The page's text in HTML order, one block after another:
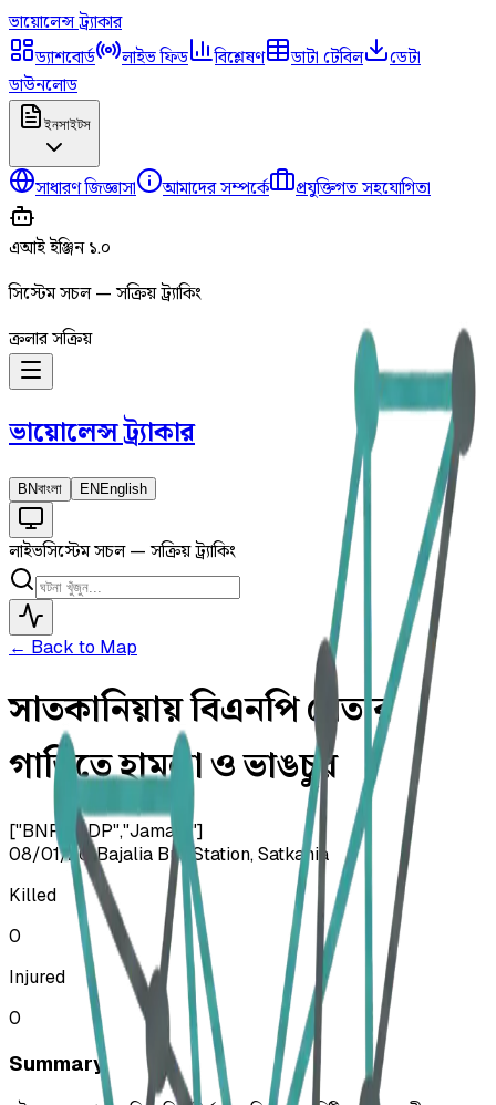
ভায়োলেন্সট্র্যাকার
ড্যাশবোর্ড
লাইভ ফিড বিশ্লেষণ ডাটা টেবিল
ডেটা
ডাউনলোড
ইনসাইটস
সাধারণ জিজ্ঞাসা আমাদের সম্পর্কে প্রযুক্তিগত সহযোগিতা
এআই ইঞ্জিন ১.০
সিস্টেম সচল — সক্রিয় ট্র্যাকিং
ক্রলার সক্রিয়
ভায়োলেন্সট্র্যাকার
BNবাংলা EN English
লাইভসিস্টেম সচল — সক্রিয় ট্র্যাকিং
← Back to Map
সাতকানিয়ায় বিএনপি নেতার
গাড়িতে হামলা ও ভাঙচুর
["BNP","LDP","Jamaat"]
08/01/26 •Bajalia Bus Station, Satkania
Killed
0
Injured
0
Summary